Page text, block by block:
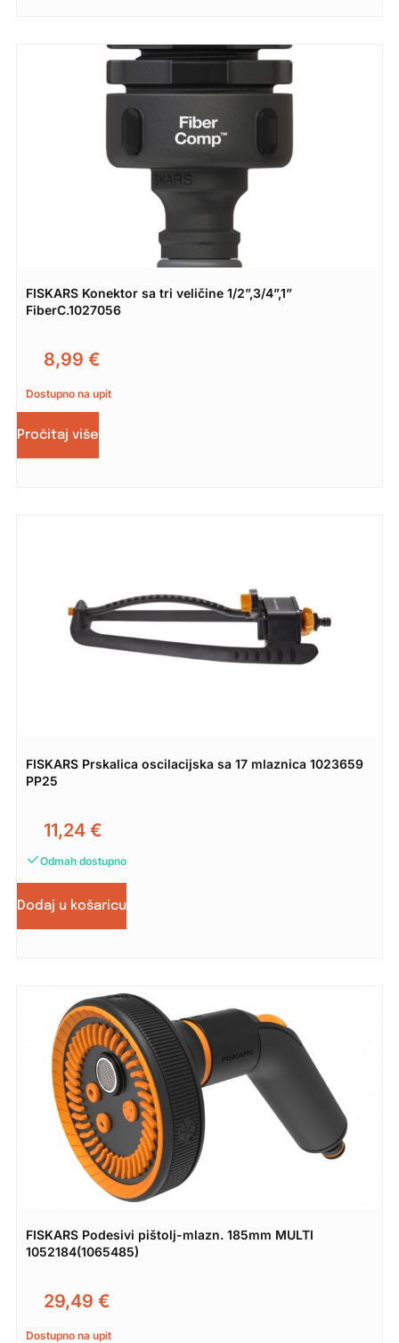
FISKARS Konektor sa tri veličine 1/2”,3/4”,1”
FiberC.1027056
8,99 €
Dostupno na upit
Pročitaj više
FISKARS Prskalica oscilacijska sa 17 mlaznica 1023659
PP25
11,24 €
Odmah dostupno
Dodaj u košaricu
FISKARS Podesivi pištolj-mlazn. 185mm MULTI
1052184(1065485)
29,49 €
Dostupno na upit